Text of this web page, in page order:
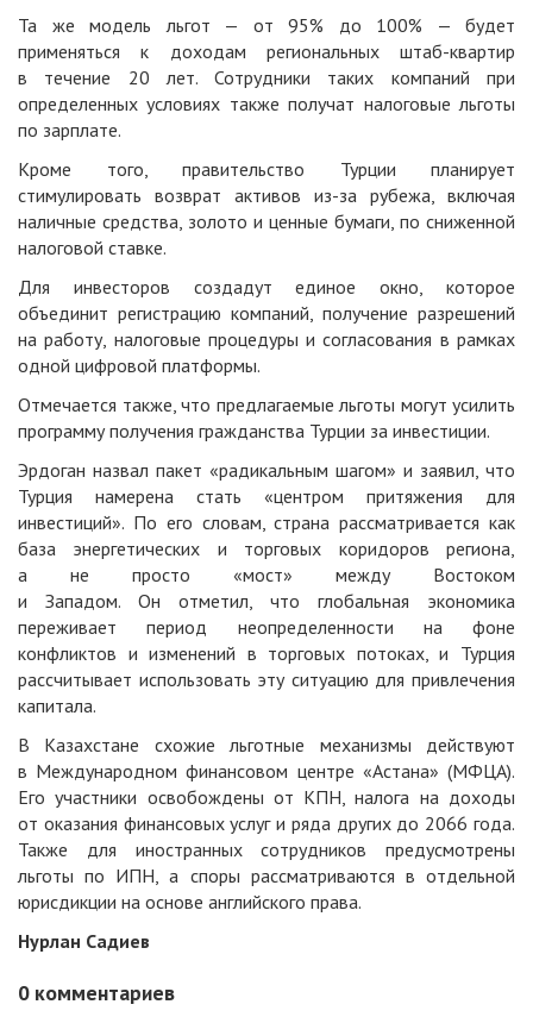
Та же модель льгот — от 95% до 100% — будет
применяться к доходам региональных штаб-квартир
в течение 20 лет. Сотрудники таких компаний при
определенных условиях также получат налоговые льготы
по зарплате.
Кроме того, правительство Турции планирует
стимулировать возврат активов из-за рубежа, включая
наличные средства, золото и ценные бумаги, по сниженной
налоговой ставке.
Для инвесторов создадут единое окно, которое
объединит регистрацию компаний, получение разрешений
на работу, налоговые процедуры и согласования в рамках
одной цифровой платформы.
Отмечается также, что предлагаемые льготы могут усилить
программу получения гражданства Турции за инвестиции.
Эрдоган назвал пакет «радикальным шагом» и заявил, что
Турция намерена стать «центром притяжения для
инвестиций». По его словам, страна рассматривается как
база энергетических и торговых коридоров региона,
а не просто «мост» между Востоком
и Западом. Он отметил, что глобальная экономика
переживает период неопределенности на фоне
конфликтов и изменений в торговых потоках, и Турция
рассчитывает использовать эту ситуацию для привлечения
капитала.
В Казахстане схожие льготные механизмы действуют
в Международном финансовом центре «Астана» (МФЦА).
Его участники освобождены от КПН, налога на доходы
от оказания финансовых услуг и ряда других до 2066 года.
Также для иностранных сотрудников предусмотрены
льготы по ИПН, а споры рассматриваются в отдельной
юрисдикции на основе английского права.
Нурлан Садиев
0 комментариев